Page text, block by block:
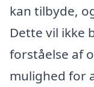
kan tilbyde,
Dette vil ikke
forståelse af
mulighed for